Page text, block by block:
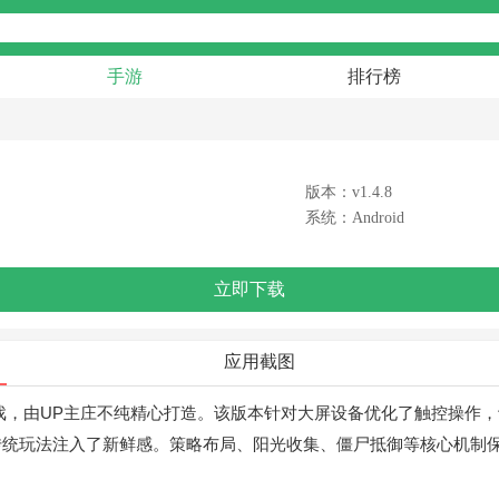
手游 排行榜
版本：v1.4.8
系统：Android
立即下载
应用截图
，由UP主庄不纯精心打造。该版本针对大屏设备优化了触控操作
玩法注入了新鲜感。策略布局、阳光收集、僵尸抵御等核心机